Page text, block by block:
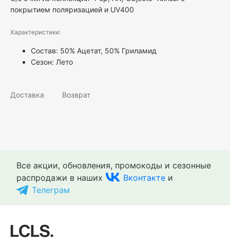
покрытием поляризацией и UV400
Характеристики:
Состав: 50% Ацетат, 50% Гриламид
Сезон: Лето
Доставка Возврат
Все акции, обновления, промокоды и сезонные
распродажи в наших
Вконтакте и
Телеграм